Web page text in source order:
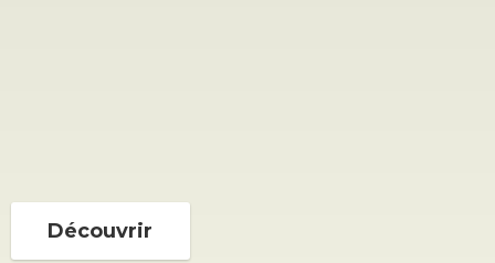
Découvrir